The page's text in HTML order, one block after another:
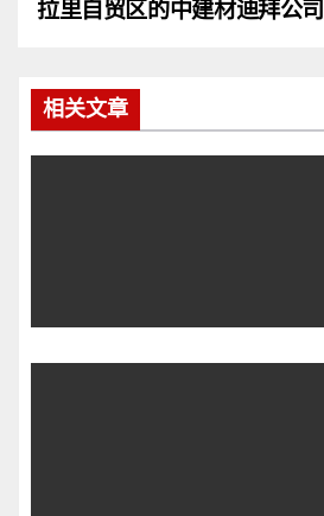
章
导
航
拉里自贸区的中建材迪拜公司
相关文章